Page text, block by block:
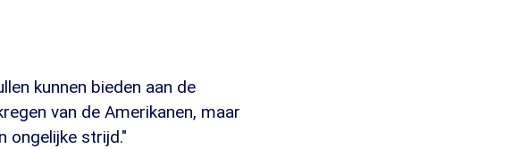
kunnen bieden aan de
van de Amerikanen, maar
ongelijke strijd."